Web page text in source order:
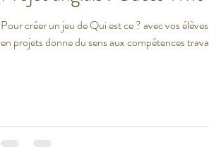
Pour créer un jeu de Qui est ce ? avec vos élèves en classe. Travailler
en projets donne du sens aux compétences